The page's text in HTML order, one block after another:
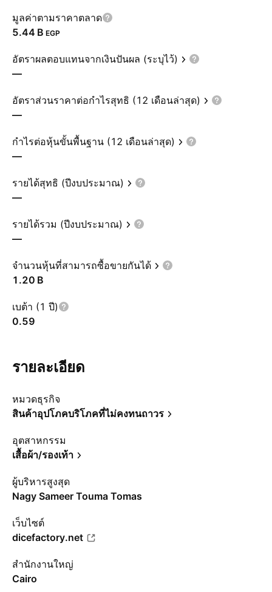
มูลค่าตามราคาตลาด
‪5.44 B‬ EGP
อัตราผลตอบแทนจากเงินปันผล (ระบุไว้)
—
อัตราส่วนราคาต่อกำไรสุทธิ (12 เดือนล่าสุด)
—
กำไรต่อหุ้นขั้นพื้นฐาน (12 เดือนล่าสุด)
—
รายได้สุทธิ (ปีงบประมาณ)
—
รายได้รวม (ปีงบประมาณ)
—
จำนวนหุ้นที่สามารถซื้อขายกันได้
‪1.20 B‬
เบต้า (1 ปี)
0.59
รายละเอียด
หมวดธุรกิจ
สินค้าอุปโภคบริโภคที่ไม่คงทนถาวร
อุตสาหกรรม
เสื้อผ้า/รองเท้า
ผู้บริหารสูงสุด
Nagy Sameer Touma Tomas
เว็บไซต์
dicefactory.net
สำนักงานใหญ่
Cairo